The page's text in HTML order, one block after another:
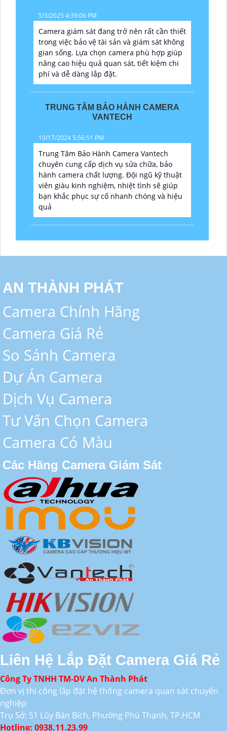
5/3/2025 4:39:06 PM
Camera giám sát đang trở nên rất cần thiết
trong việc bảo vệ tài sản và giám sát không
gian sống. Lựa chọn camera phù hợp giúp
nâng cao hiệu quả quan sát, tiết kiệm chi
phí và dễ dàng lắp đặt.
TRUNG TÂM BẢO HÀNH CAMERA
VANTECH
10/17/2024 5:56:51 PM
Trung Tâm Bảo Hành Camera Vantech
chuyên cung cấp dịch vụ sửa chữa, bảo
hành camera chất lượng. Đội ngũ kỹ thuật
viên giàu kinh nghiệm, nhiệt tình sẽ giúp
bạn khắc phục sự cố nhanh chóng và hiệu
quả
AN THÀNH PHÁT
Camera Chính Hãng
Camera Giá Rẻ
So Sánh Camera
Dự Án Camera
Dịch Vụ Camera
Tư Vấn Chọn Camera
Camera Có Màu
Các Hãng Camera Giám Sát
Liên Hệ Lắp Đặt Camera Giá Rẻ
Công Ty TNHH TM-DV An Thành Phát
Đơn vị thi công lắp đặt hệ thống camera quan sát chuyên
nghiệp
Trụ Sở: 51 Lũy Bán Bích, Phường Phú Thạnh, TP.HCM
Hotline: 0938.11.23.99